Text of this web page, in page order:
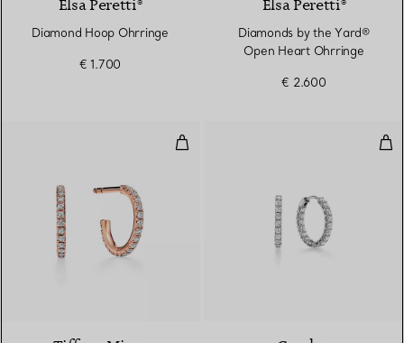
Elsa Peretti®
Diamond Hoop Ohrringe
€ 1.700
Elsa Peretti®
Diamonds by the Yard®
Open Heart Ohrringe
€ 2.600
Creolen in Roségold mit